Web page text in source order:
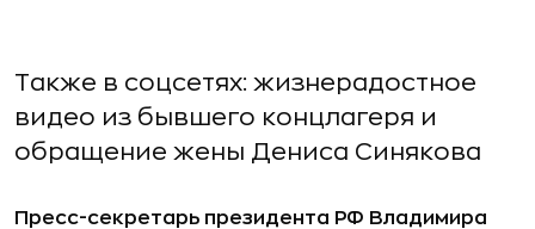
Также в соцсетях: жизнерадостное
видео из бывшего концлагеря и
обращение жены Дениса Синякова
Пресс-секретарь президента РФ Владимира